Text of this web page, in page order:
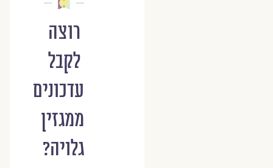
רוצה
לקבל
עדכונים
ממגזין
גלויה?